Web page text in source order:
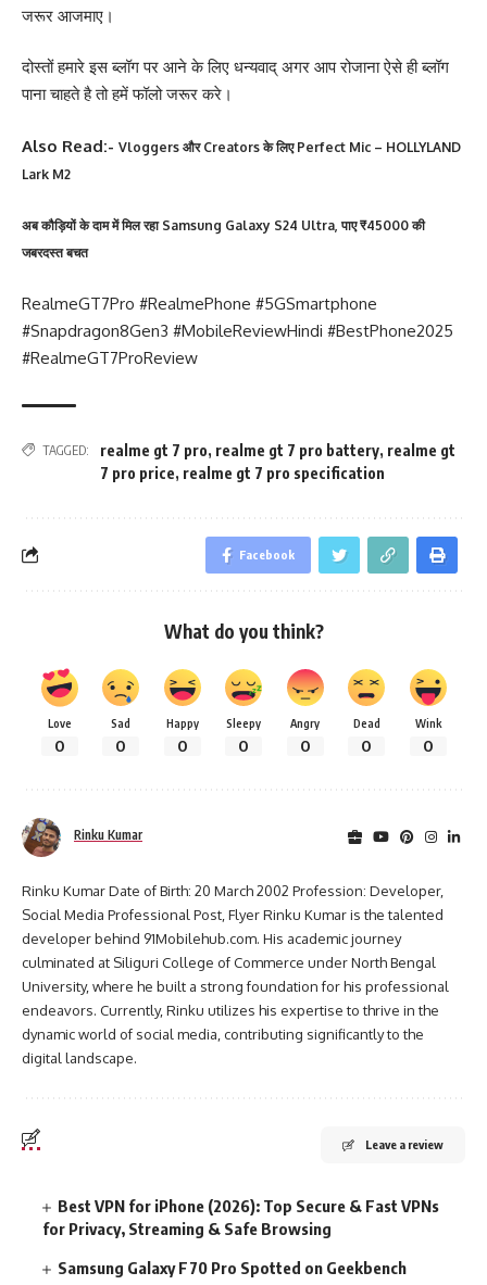
जरूर आजमाए।
दोस्तों हमारे इस ब्लॉग पर आने के लिए धन्यवाद् अगर आप रोजाना ऐसे ही ब्लॉग
पाना चाहते है तो हमें फॉलो जरूर करे।
Also Read:- Vloggers और Creators के लिए Perfect Mic – HOLLYLAND
Lark M2
अब कौड़ियों के दाम में मिल रहा Samsung Galaxy S24 Ultra, पाए ₹45000 की
जबरदस्त बचत
RealmeGT7Pro #RealmePhone #5GSmartphone
#Snapdragon8Gen3 #MobileReviewHindi #BestPhone2025
#RealmeGT7ProReview
TAGGED: realme gt 7 pro, realme gt 7 pro battery, realme gt
7 pro price, realme gt 7 pro specification
Facebook
What do you think?
Love
0
Sad
0
Happy
0
Sleepy
0
Angry
0
Dead
0
Wink
0
Rinku Kumar
Rinku Kumar Date of Birth: 20 March 2002 Profession: Developer,
Social Media Professional Post, Flyer Rinku Kumar is the talented
developer behind 91Mobilehub.com. His academic journey
culminated at Siliguri College of Commerce under North Bengal
University, where he built a strong foundation for his professional
endeavors. Currently, Rinku utilizes his expertise to thrive in the
dynamic world of social media, contributing significantly to the
digital landscape.
Leave a review
Best VPN for iPhone (2026): Top Secure & Fast VPNs
for Privacy, Streaming & Safe Browsing
Samsung Galaxy F70 Pro Spotted on Geekbench